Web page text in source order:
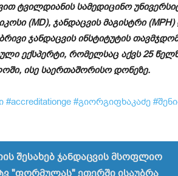
ტვილდიანის სამედიცინო
(MD), ჯანდაცვის მაგისტრი (MPH)
ჯანდაცვის ინსტიტუტის
ექსპერტი, რომელსაც აქვს 25
ისე საერთაშორისო დონეზე.
#accreditationge #გიორგიფხაკაძე
შესახებ ჯანდაცვის მსოფლიო